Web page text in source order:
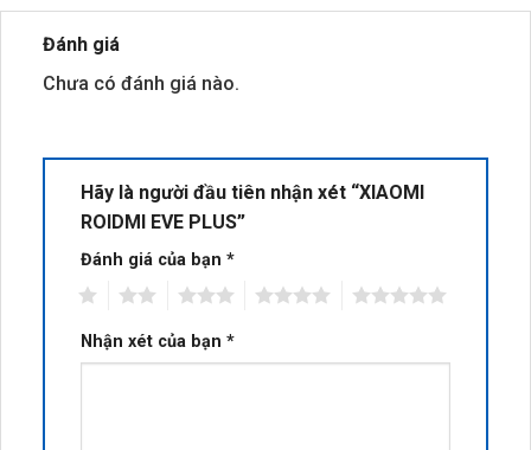
Đánh giá
Chưa có đánh giá nào.
Hãy là người đầu tiên nhận xét “XIAOMI
ROIDMI EVE PLUS”
Đánh giá của bạn *
Nhận xét của bạn *